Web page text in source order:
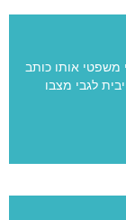
משפטי אותו כותב
לגבי מצבו